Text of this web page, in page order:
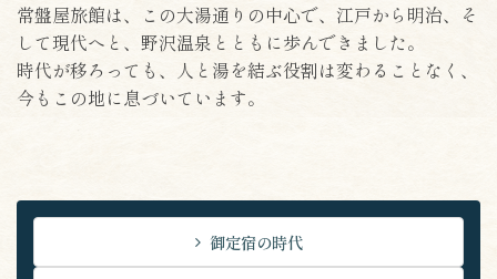
常盤屋旅館は、この大湯通りの中心で、江戸から明治、そ
して現代へと、野沢温泉とともに歩んできました。
時代が移ろっても、人と湯を結ぶ役割は変わることなく、
今もこの地に息づいています。
御定宿の時代